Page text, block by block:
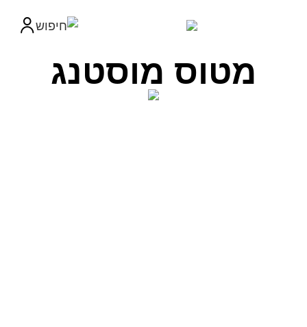
מטוס מוסטנג